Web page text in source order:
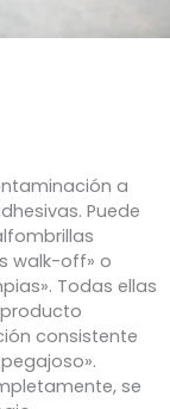
a
Puede
walk-off» o
Todas ellas
consistente
se